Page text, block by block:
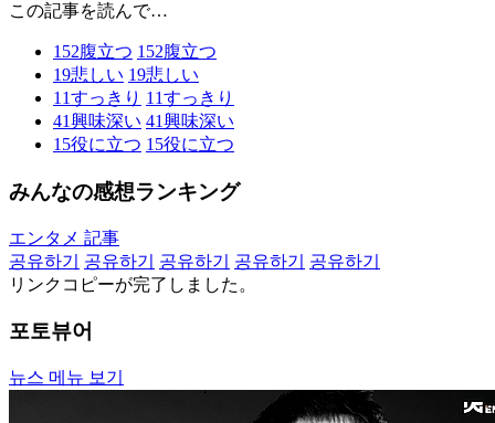
この記事を読んで…
152腹立つ 152腹立つ
19悲しい 19悲しい
11すっきり 11すっきり
41興味深い 41興味深い
15役に立つ 15役に立つ
みんなの感想ランキング
エンタメ 記事
공유하기
공유하기 공유하기 공유하기
공유하기
リンクコピーが完了しました。
포토뷰어
뉴스 메뉴 보기